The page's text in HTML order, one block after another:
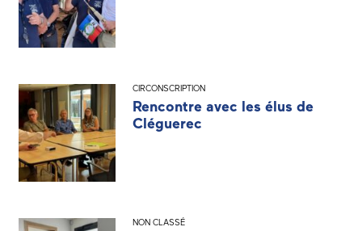
CIRCONSCRIPTION
Rencontre avec les élus de
Cléguerec
NON CLASSÉ